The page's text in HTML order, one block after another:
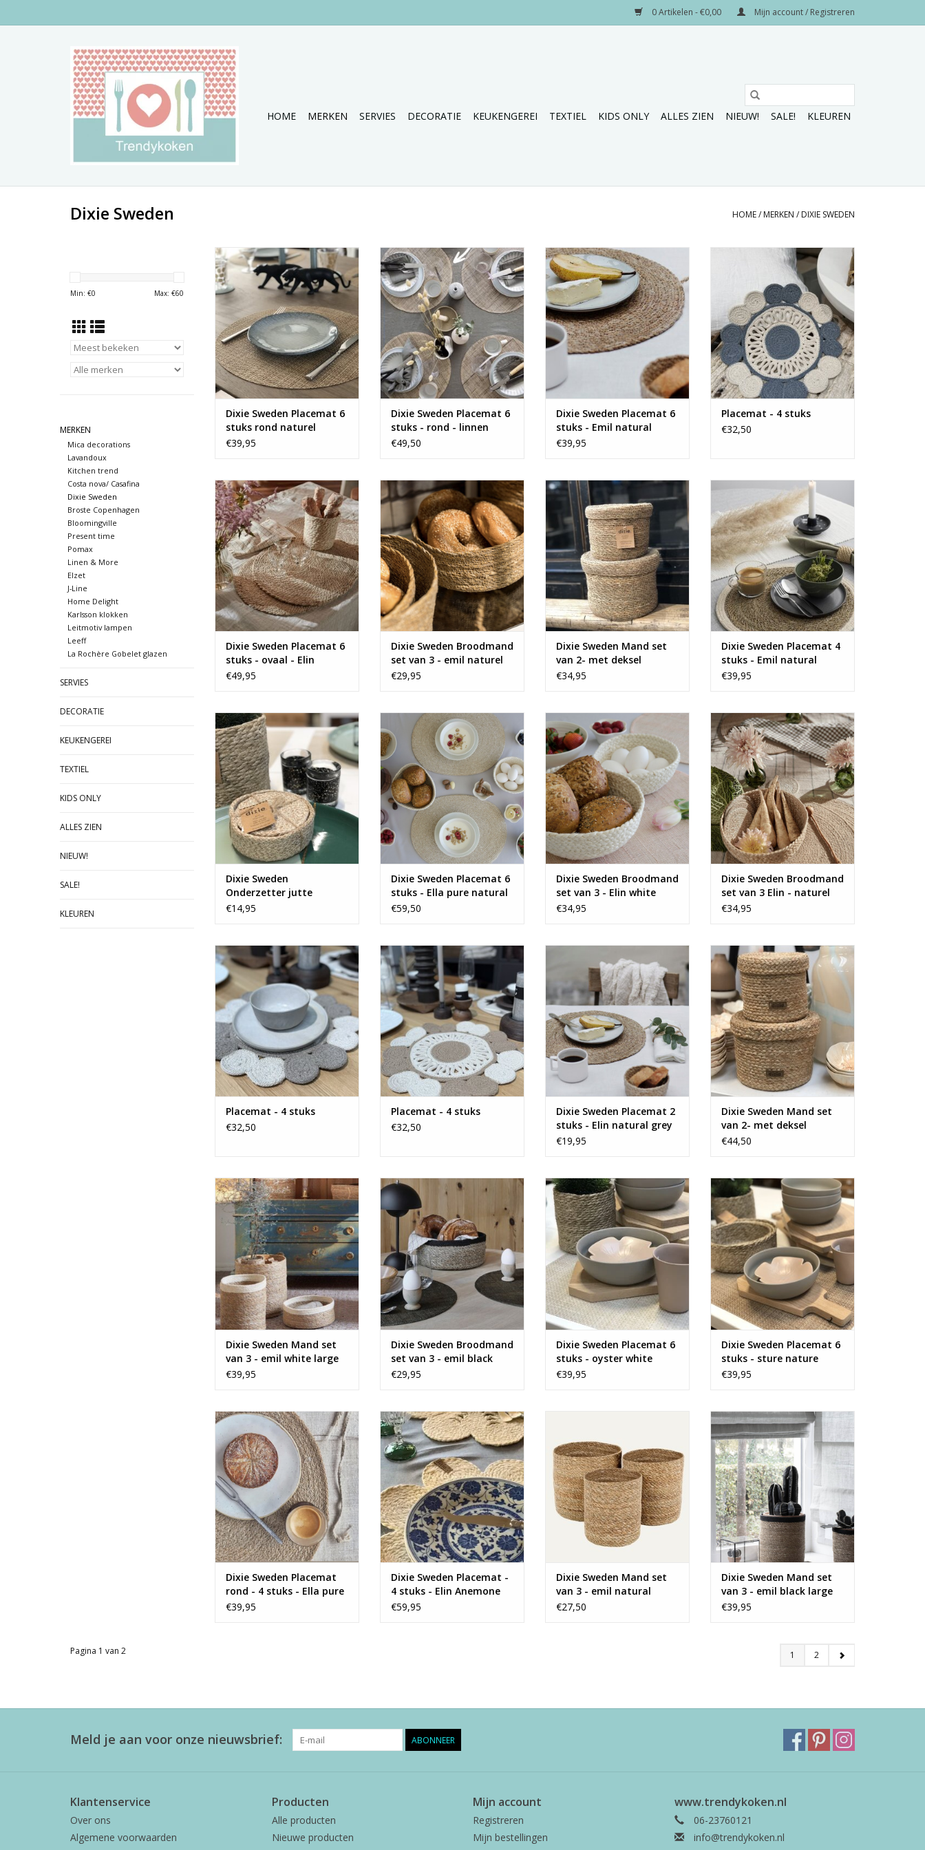
0 Artikelen - €0,00 Mijn account / Registreren
HOME MERKEN SERVIES DECORATIE KEUKENGEREI TEXTIEL KIDS ONLY ALLES ZIEN NIEUW! SALE! KLEUREN
Dixie Sweden HOME/ MERKEN / DIXIE SWEDEN
Min: €0 Max: €60
MERKEN
Mica decorations
Lavandoux
Kitchen trend
Costa nova/ Casafina
Dixie Sweden
Broste Copenhagen
Bloomingville
Present time
Pomax
Linen & More
Elzet
J-Line
Home Delight
Karlsson klokken
Leitmotiv lampen
Leeff
La Rochère Gobelet glazen
SERVIES
DECORATIE
KEUKENGEREI
TEXTIEL
KIDS ONLY
ALLES ZIEN
NIEUW!
SALE!
KLEUREN
Set van 6 ronde placemats van
Dixie Sweden.
TOEVOEGEN AAN WINKELWAGEN
Dixie Sweden Placemat 6
stuks rond naturel
€39,95
Set van 6 ronde placemats van
Dixie Sweden.
TOEVOEGEN AAN WINKELWAGEN
Dixie Sweden Placemat 6
stuks - rond - linnen
naturel
€49,50
Hoe tof zijn deze ronde
placemats van Dixie Sweden!
TOEVOEGEN AAN WINKELWAGEN
Dixie Sweden Placemat 6
stuks - Emil natural
€39,95
Hoe tof zijn deze ronde
placemats!
TOEVOEGEN AAN WINKELWAGEN
Placemat - 4 stuks
€32,50
Hoe tof zijn deze ovale
placemats van Dixie Sweden!
TOEVOEGEN AAN WINKELWAGEN
Dixie Sweden Placemat 6
stuks - ovaal - Elin
natural grey
€49,95
Set van 3 mooie broodmanden
van Dixie Sweden.
TOEVOEGEN AAN WINKELWAGEN
Dixie Sweden Broodmand
set van 3 - emil naturel
€29,95
Set van 2 mooie manden met
deksel van Dixie Sweden.
TOEVOEGEN AAN WINKELWAGEN
Dixie Sweden Mand set
van 2- met deksel
€34,95
Hoe tof zijn deze ronde
placemats van Dixie Sweden!
TOEVOEGEN AAN WINKELWAGEN
Dixie Sweden Placemat 4
stuks - Emil natural
white
€39,95
Handgemaakte jutte
onderzetters in een leuke
houder.
TOEVOEGEN AAN WINKELWAGEN
Dixie Sweden
Onderzetter jutte
€14,95
Hoe tof zijn deze ovale
placemats van Dixie Sweden!
TOEVOEGEN AAN WINKELWAGEN
Dixie Sweden Placemat 6
stuks - Ella pure natural
€59,50
Set van 3 mooie broodmandjes
van Dixie Sweden.
TOEVOEGEN AAN WINKELWAGEN
Dixie Sweden Broodmand
set van 3 - Elin white
€34,95
Set van 3 mooie broodmandjes
van Dixie.
TOEVOEGEN AAN WINKELWAGEN
Dixie Sweden Broodmand
set van 3 Elin - naturel
€34,95
Hoe tof zijn deze ronde
placemats!
TOEVOEGEN AAN WINKELWAGEN
Placemat - 4 stuks
€32,50
Hoe tof zijn deze ronde
placemats!
TOEVOEGEN AAN WINKELWAGEN
Placemat - 4 stuks
€32,50
placemats van Dixie Sweden!
TOEVOEGEN AAN WINKELWAGEN
Dixie Sweden Placemat 2
stuks - Elin natural grey
€19,95
Set van 2 mooie manden met
deksel van Dixie Sweden.
TOEVOEGEN AAN WINKELWAGEN
Dixie Sweden Mand set
van 2- met deksel
€44,50
Set van 3 mooie manden van
Dixie Sweden.
TOEVOEGEN AAN WINKELWAGEN
Dixie Sweden Mand set
van 3 - emil white large
€39,95
Set van 3 mooie broodmanden
van Dixie Sweden.
TOEVOEGEN AAN WINKELWAGEN
Dixie Sweden Broodmand
set van 3 - emil black
€29,95
Set van 6 placemats van Dixie
Sweden.
TOEVOEGEN AAN WINKELWAGEN
Dixie Sweden Placemat 6
stuks - oyster white
€39,95
Set van 6 placemats van Dixie
Sweden.
TOEVOEGEN AAN WINKELWAGEN
Dixie Sweden Placemat 6
stuks - sture nature
€39,95
Hoe tof zijn deze ovale
placemats van Dixie Sweden!
TOEVOEGEN AAN WINKELWAGEN
Dixie Sweden Placemat
rond - 4 stuks - Ella pure
natural
€39,95
Hoe tof zijn deze ronde
placemats van Dixie Sweden!
TOEVOEGEN AAN WINKELWAGEN
Dixie Sweden Placemat -
4 stuks - Elin Anemone
€59,95
TOEVOEGEN AAN WINKELWAGEN
Dixie Sweden Mand set
van 3 - emil natural
small
€27,50
Set van 3 mooie manden van
Dixie Sweden.
TOEVOEGEN AAN WINKELWAGEN
Dixie Sweden Mand set
van 3 - emil black large
€39,95
Pagina 1 van 2 1 2
Meld je aan voor onze nieuwsbrief: ABONNEER
Klantenservice
Over ons
Algemene voorwaarden
Producten
Alle producten
Nieuwe producten
Mijn account
Registreren
Mijn bestellingen
www.trendykoken.nl
06-23760121
info@trendykoken.nl